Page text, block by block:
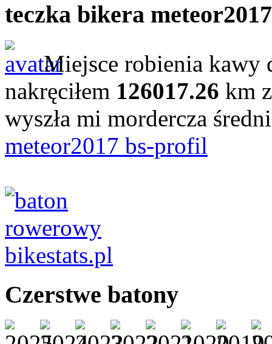
teczka bikera meteor2017
Miejsce robienia kawy
nakręciłem 126017.26 km
wyszła mi mordercza
meteor2017 bs-profil
Czerstwe batony